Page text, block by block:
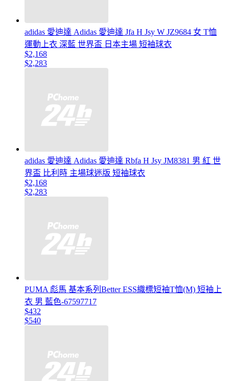
adidas 愛迪達 Adidas 愛迪達 Jfa H Jsy W JZ9684 女 T恤
運動上衣 深藍 世界盃 日本主場 短袖球衣
$2,168
$2,283
adidas 愛迪達 Adidas 愛迪達 Rbfa H Jsy JM8381 男 紅 世
界盃 比利時 主場球迷版 短袖球衣
$2,168
$2,283
PUMA 彪馬 基本系列Better ESS織標短袖T恤(M) 短袖上
衣 男 藍色-67597717
$432
$540